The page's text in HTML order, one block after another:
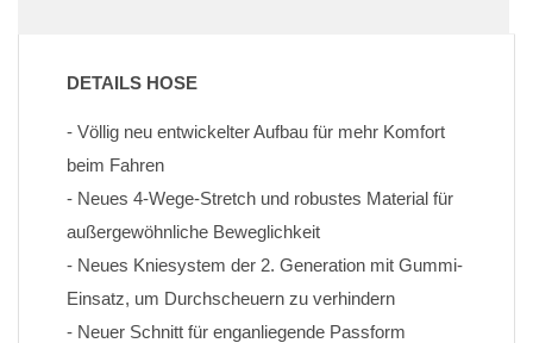
DETAILS HOSE
- Völlig neu entwickelter Aufbau für mehr Komfort
beim Fahren
- Neues 4-Wege-Stretch und robustes Material für
außergewöhnliche Beweglichkeit
- Neues Kniesystem der 2. Generation mit Gummi-
Einsatz, um Durchscheuern zu verhindern
- Neuer Schnitt für enganliegende Passform